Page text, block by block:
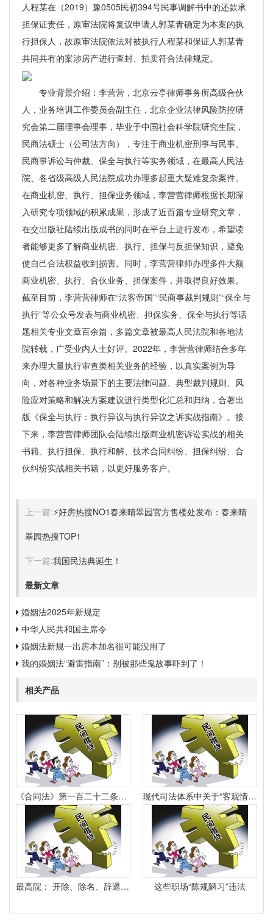
人程某在（2019）豫0505民初394号民事调解书中的还款承
担保证责任，原审法院将复议申请人郭某青确定为本案的执
行担保人，故原审法院依法对被执行人程某和保证人郭某青
共同共有的案涉房产进行查封、拍卖符合法律规定。
专业背景介绍：李营营，北京云亭律师事务所高级合伙
人，业务培训工作委员会副主任，北京企业法律风险防控研
究会第二届理事会理事，毕业于中国社会科学院研究生院，
民商法硕士（公司法方向），专注于商业机密刑事与民事、
民商事诉讼与仲裁、保全与执行等实务领域，在最高人民法
院、各省级高级人民法院成功办理多起重大疑难复杂案件。
在商业机密、执行、担保业务领域，李营营律师根据长期深
入研究专项领域的积累成果，形成了近百篇专业研究文章，
在交出版社陆续出版成书的同时在平台上进行发布，希望读
者能够更多了解商业机密、执行、担保与反担保知识，避免
使自己合法权益收到损害。同时，李营营律师办理多件大额
商业机密、执行、合伙业务、担保案件，并取得良好效果。
截至目前，李营营律师在“法客帝国”“民商事裁判规则”“保全与
执行”等公众号发表与商业机密、担保实务、保全与执行等话
题相关专业文章百余篇，多篇文章被最高人民法院和各地法
院转载，广受业内人士好评。2022年，李营营律师结合多年
来办理大量执行审查类相关业务的经验，以真实案例为导
向，对各种业务场景下的主要法律问题、典型裁判规则、风
险应对策略和解决方案建议进行类型化汇总和归纳，合著出
版《保全与执行：执行异议与执行异议之诉实战指南》。接
下来，李营营律师团队会陆续出版商业机密诉讼实战的相关
书籍、执行担保、执行和解、技术合同纠纷、担保纠纷、合
伙纠纷实战相关书籍，以更好服务客户。
上一篇:⚡好房热搜NO1春来晴翠园官方售楼处发布：春来晴
翠园热搜TOP1
下一篇:我国民法典诞生！
最新文章
婚姻法2025年新规定
中华人民共和国主席令
婚姻法新规一出房本加名很可能没用了
我的婚姻法“避雷指南”：别被那些鬼故事吓到了！
相关产品
《合同法》第一百二十二条规定：“因当事人一方的违约行为侵害对方人身、财产权益的受损害方有权选择依照本法要求其承担违约责任或者依照其他法律要求其承担侵权责任。 现代司法体系中关于“客观情况出现重大变化”的法律规定有哪些
最高院： 开除、除名、辞退与解除劳动合同之间有什么区别？ 这些职场“陈规陋习”违法